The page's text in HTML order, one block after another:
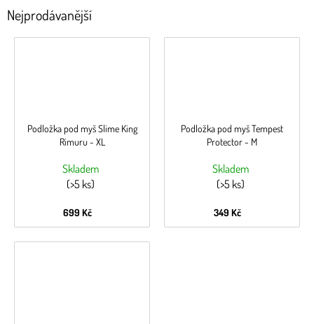
Nejprodávanější
Podložka pod myš Slime King
Rimuru - XL
Skladem
(>5 ks)
699 Kč
Podložka pod myš Tempest
Protector - M
Skladem
(>5 ks)
349 Kč